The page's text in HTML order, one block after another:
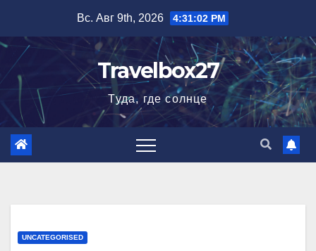
содержимому
Вс. Авг 9th, 2026 4:31:03 PM
Travelbox27
Туда, где солнце
UNCATEGORISED